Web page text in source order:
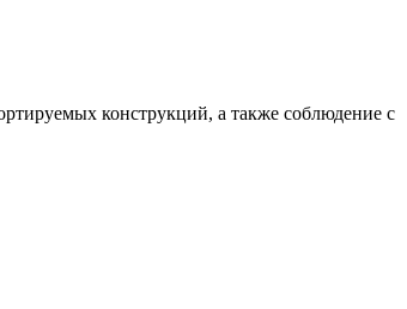
конструкций, а также соблюдение с